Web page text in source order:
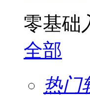
零基础
全部
热门